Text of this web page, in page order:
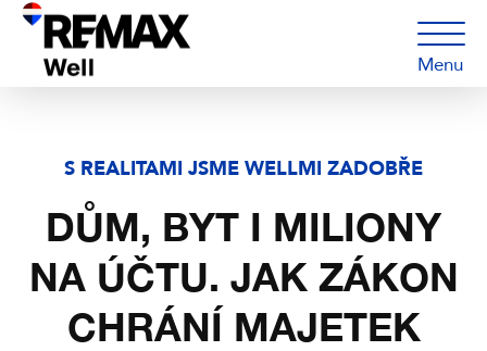
Menu
S REALITAMI JSME WELLMI ZADOBŘE
DŮM, BYT I MILIONY
NA ÚČTU. JAK ZÁKON
CHRÁNÍ MAJETEK